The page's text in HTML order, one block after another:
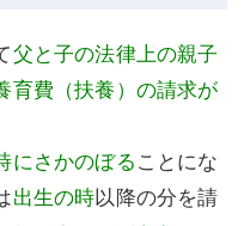
父と子の法律上の親子
育費（扶養）の請求が
にさかのぼることにな
出生の時以降の分を請